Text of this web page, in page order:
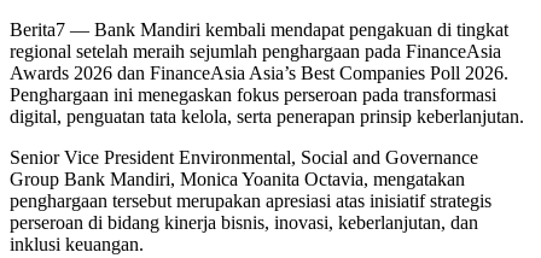
Berita7 — Bank Mandiri kembali mendapat pengakuan di tingkat
regional setelah meraih sejumlah penghargaan pada FinanceAsia
Awards 2026 dan FinanceAsia Asia’s Best Companies Poll 2026.
Penghargaan ini menegaskan fokus perseroan pada transformasi
digital, penguatan tata kelola, serta penerapan prinsip keberlanjutan.
Senior Vice President Environmental, Social and Governance
Group Bank Mandiri, Monica Yoanita Octavia, mengatakan
penghargaan tersebut merupakan apresiasi atas inisiatif strategis
perseroan di bidang kinerja bisnis, inovasi, keberlanjutan, dan
inklusi keuangan.